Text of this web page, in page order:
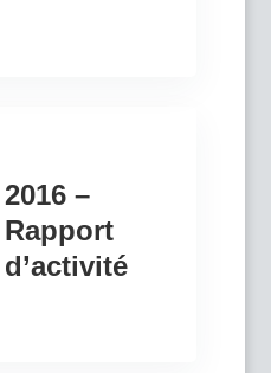
2016 –
Rapport
d’activité